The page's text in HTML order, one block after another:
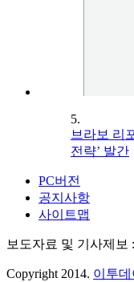
5.
브라보 리
전략’ 발간
PC버전
공지사항
사이트맵
보도자료 및 기사제보 :
Copyright 2014. 이투데